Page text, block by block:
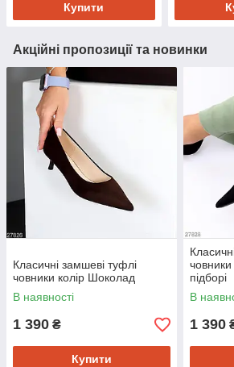
Купити
Акційні пропозиції та новинки
Класичні замшеві туфлі
човники колір Шоколад
В наявності
1 390 ₴
Купити
підборі
В
1 390